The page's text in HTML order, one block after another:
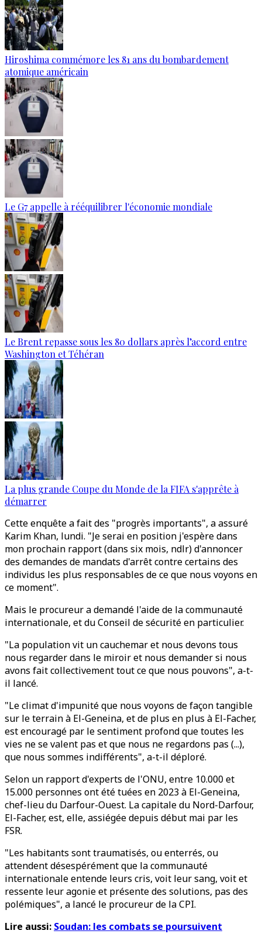
Hiroshima commémore les 81 ans du bombardement
atomique américain
Le G7 appelle à rééquilibrer l'économie mondiale
Le Brent repasse sous les 80 dollars après l’accord entre
Washington et Téhéran
La plus grande Coupe du Monde de la FIFA s'apprête à
démarrer
Cette enquête a fait des "progrès importants", a assuré
Karim Khan, lundi. "Je serai en position j'espère dans
mon prochain rapport (dans six mois, ndlr) d'annoncer
des demandes de mandats d'arrêt contre certains des
individus les plus responsables de ce que nous voyons en
ce moment".
Mais le procureur a demandé l'aide de la communauté
internationale, et du Conseil de sécurité en particulier.
"La population vit un cauchemar et nous devons tous
nous regarder dans le miroir et nous demander si nous
avons fait collectivement tout ce que nous pouvons", a-t-
il lancé.
"Le climat d'impunité que nous voyons de façon tangible
sur le terrain à El-Geneina, et de plus en plus à El-Facher,
est encouragé par le sentiment profond que toutes les
vies ne se valent pas et que nous ne regardons pas (...),
que nous sommes indifférents", a-t-il déploré.
Selon un rapport d'experts de l'ONU, entre 10.000 et
15.000 personnes ont été tuées en 2023 à El-Geneina,
chef-lieu du Darfour-Ouest. La capitale du Nord-Darfour,
El-Facher, est, elle, assiégée depuis début mai par les
FSR.
"Les habitants sont traumatisés, ou enterrés, ou
attendent désespérément que la communauté
internationale entende leurs cris, voit leur sang, voit et
ressente leur agonie et présente des solutions, pas des
polémiques", a lancé le procureur de la CPI.
Lire aussi: Soudan: les combats se poursuivent